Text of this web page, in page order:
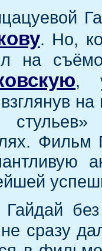
. Но,
на
,
Фильм
сразу